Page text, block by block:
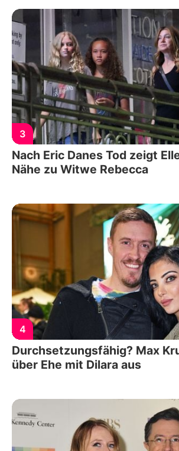
3
Nach Eric Danes Tod zeigt
Nähe zu Witwe Rebecca
4
Durchsetzungsfähig? Max
über Ehe mit Dilara aus